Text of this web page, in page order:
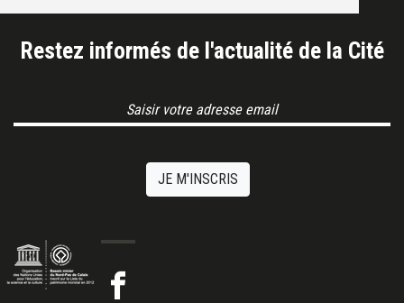
Restez informés de l'actualité de la Cité
JE M'INSCRIS